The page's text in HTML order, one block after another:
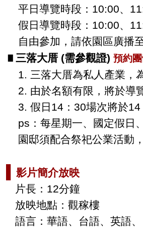
平日導覽時段： 10:00、
假日導覽時段： 10:00、
自由參加，請依園區廣播至
∎ 三落大厝 (需參觀證) 預約
1. 三落大厝為私人產業，
2. 由於名額有限，將於導
3. 假日 14 ： 30場次將於14
ps ：每星期一、國定假日
園邸須配合祭祀公業活動
影片簡介放映
片長： 12分鐘
放映地點：觀稼樓
語言：華語、台語、英語